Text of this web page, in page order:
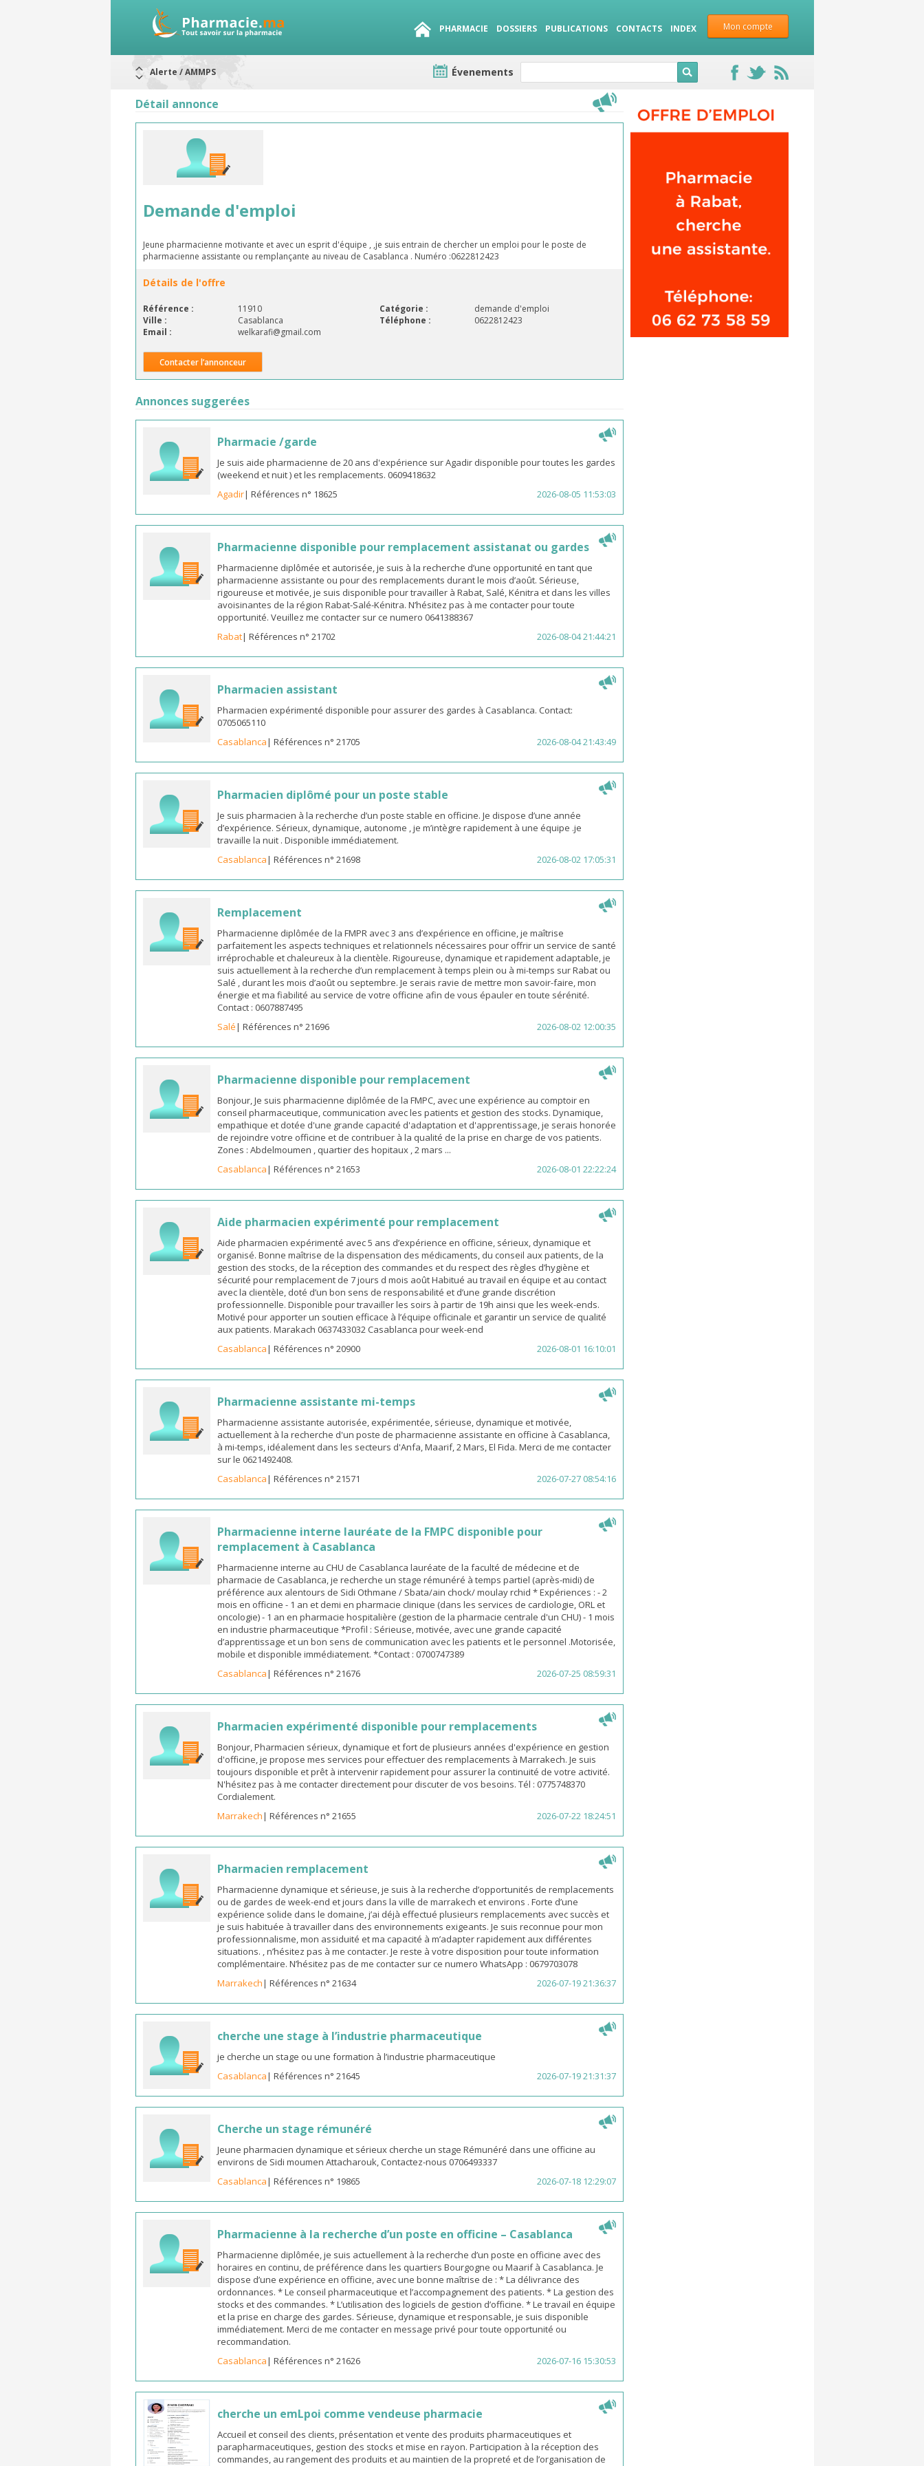
Mon compte
PHARMACIE DOSSIERS PUBLICATIONS CONTACTS INDEX
Alerte / AMMPS
ARRÊT DE COMMERCIALISATION
Rappel de lots : préparations lactées
Évenements
Détail annonce
Demande d'emploi
Jeune pharmacienne motivante et avec un esprit d'équipe , ,je suis entrain de chercher un emploi pour le poste de
pharmacienne assistante ou remplançante au niveau de Casablanca . Numéro :0622812423
Détails de l'offre
Référence : 11910 Catégorie :
demande d'emploi
Ville :
Casablanca Téléphone :
0622812423
Email :
welkarafi@gmail.com
Contacter l’annonceur
Annonces suggerées
Pharmacie /garde
Je suis aide pharmacienne de 20 ans d'expérience sur Agadir disponible pour toutes les gardes
(weekend et nuit ) et les remplacements. 0609418632
Agadir| Références n° 18625 2026-08-05 11:53:03
Pharmacienne disponible pour remplacement assistanat ou gardes
Pharmacienne diplômée et autorisée, je suis à la recherche d’une opportunité en tant que
pharmacienne assistante ou pour des remplacements durant le mois d’août. Sérieuse,
rigoureuse et motivée, je suis disponible pour travailler à Rabat, Salé, Kénitra et dans les villes
avoisinantes de la région Rabat-Salé-Kénitra. N’hésitez pas à me contacter pour toute
opportunité. Veuillez me contacter sur ce numero 0641388367
Rabat| Références n° 21702 2026-08-04 21:44:21
Pharmacien assistant
Pharmacien expérimenté disponible pour assurer des gardes à Casablanca. Contact:
0705065110
Casablanca| Références n° 21705 2026-08-04 21:43:49
Pharmacien diplômé pour un poste stable
Je suis pharmacien à la recherche d’un poste stable en officine. Je dispose d’une année
d’expérience. Sérieux, dynamique, autonome , je m’intègre rapidement à une équipe .je
travaille la nuit . Disponible immédiatement.
Casablanca| Références n° 21698 2026-08-02 17:05:31
Remplacement
Pharmacienne diplômée de la FMPR avec 3 ans d’expérience en officine, je maîtrise
parfaitement les aspects techniques et relationnels nécessaires pour offrir un service de santé
irréprochable et chaleureux à la clientèle. Rigoureuse, dynamique et rapidement adaptable, je
suis actuellement à la recherche d’un remplacement à temps plein ou à mi-temps sur Rabat ou
Salé , durant les mois d’août ou septembre. Je serais ravie de mettre mon savoir-faire, mon
énergie et ma fiabilité au service de votre officine afin de vous épauler en toute sérénité.
Contact : 0607887495
Salé| Références n° 21696 2026-08-02 12:00:35
Pharmacienne disponible pour remplacement
Bonjour, Je suis pharmacienne diplômée de la FMPC, avec une expérience au comptoir en
conseil pharmaceutique, communication avec les patients et gestion des stocks. Dynamique,
empathique et dotée d'une grande capacité d'adaptation et d'apprentissage, je serais honorée
de rejoindre votre officine et de contribuer à la qualité de la prise en charge de vos patients.
Zones : Abdelmoumen , quartier des hopitaux , 2 mars ...
Casablanca| Références n° 21653 2026-08-01 22:22:24
Aide pharmacien expérimenté pour remplacement
Aide pharmacien expérimenté avec 5 ans d’expérience en officine, sérieux, dynamique et
organisé. Bonne maîtrise de la dispensation des médicaments, du conseil aux patients, de la
gestion des stocks, de la réception des commandes et du respect des règles d’hygiène et
sécurité pour remplacement de 7 jours d mois août Habitué au travail en équipe et au contact
avec la clientèle, doté d’un bon sens de responsabilité et d’une grande discrétion
professionnelle. Disponible pour travailler les soirs à partir de 19h ainsi que les week-ends.
Motivé pour apporter un soutien efficace à l’équipe officinale et garantir un service de qualité
aux patients. Marakach 0637433032 Casablanca pour week-end
Casablanca| Références n° 20900 2026-08-01 16:10:01
Pharmacienne assistante mi-temps
Pharmacienne assistante autorisée, expérimentée, sérieuse, dynamique et motivée,
actuellement à la recherche d'un poste de pharmacienne assistante en officine à Casablanca,
à mi-temps, idéalement dans les secteurs d'Anfa, Maarif, 2 Mars, El Fida. Merci de me contacter
sur le 0621492408.
Casablanca| Références n° 21571 2026-07-27 08:54:16
Pharmacienne interne lauréate de la FMPC disponible pour
remplacement à Casablanca
Pharmacienne interne au CHU de Casablanca lauréate de la faculté de médecine et de
pharmacie de Casablanca, je recherche un stage rémunéré à temps partiel (après-midi) de
préférence aux alentours de Sidi Othmane / Sbata/ain chock/ moulay rchid * Expériences : - 2
mois en officine - 1 an et demi en pharmacie clinique (dans les services de cardiologie, ORL et
oncologie) - 1 an en pharmacie hospitalière (gestion de la pharmacie centrale d'un CHU) - 1 mois
en industrie pharmaceutique *Profil : Sérieuse, motivée, avec une grande capacité
d’apprentissage et un bon sens de communication avec les patients et le personnel .Motorisée,
mobile et disponible immédiatement. *Contact : 0700747389
Casablanca| Références n° 21676 2026-07-25 08:59:31
Pharmacien expérimenté disponible pour remplacements
Bonjour, Pharmacien sérieux, dynamique et fort de plusieurs années d'expérience en gestion
d'officine, je propose mes services pour effectuer des remplacements à Marrakech. Je suis
toujours disponible et prêt à intervenir rapidement pour assurer la continuité de votre activité.
N'hésitez pas à me contacter directement pour discuter de vos besoins. Tél : 0775748370
Cordialement.
Marrakech| Références n° 21655 2026-07-22 18:24:51
Pharmacien remplacement
Pharmacienne dynamique et sérieuse, je suis à la recherche d’opportunités de remplacements
ou de gardes de week-end et jours dans la ville de marrakech et environs . Forte d’une
expérience solide dans le domaine, j’ai déjà effectué plusieurs remplacements avec succès et
je suis habituée à travailler dans des environnements exigeants. Je suis reconnue pour mon
professionnalisme, mon assiduité et ma capacité à m’adapter rapidement aux différentes
situations. , n’hésitez pas à me contacter. Je reste à votre disposition pour toute information
complémentaire. N’hésitez pas de me contacter sur ce numero WhatsApp : 0679703078
Marrakech| Références n° 21634 2026-07-19 21:36:37
cherche une stage à l’industrie pharmaceutique
je cherche un stage ou une formation à l’industrie pharmaceutique
Casablanca| Références n° 21645 2026-07-19 21:31:37
Cherche un stage rémunéré
Jeune pharmacien dynamique et sérieux cherche un stage Rémunéré dans une officine au
environs de Sidi moumen Attacharouk, Contactez-nous 0706493337
Casablanca| Références n° 19865 2026-07-18 12:29:07
Pharmacienne à la recherche d’un poste en officine – Casablanca
Pharmacienne diplômée, je suis actuellement à la recherche d’un poste en officine avec des
horaires en continu, de préférence dans les quartiers Bourgogne ou Maarif à Casablanca. Je
dispose d’une expérience en officine, avec une bonne maîtrise de : * La délivrance des
ordonnances. * Le conseil pharmaceutique et l’accompagnement des patients. * La gestion des
stocks et des commandes. * L’utilisation des logiciels de gestion d’officine. * Le travail en équipe
et la prise en charge des gardes. Sérieuse, dynamique et responsable, je suis disponible
immédiatement. Merci de me contacter en message privé pour toute opportunité ou
recommandation.
Casablanca| Références n° 21626 2026-07-16 15:30:53
cherche un emLpoi comme vendeuse pharmacie
Accueil et conseil des clients, présentation et vente des produits pharmaceutiques et
parapharmaceutiques, gestion des stocks et mise en rayon. Participation à la réception des
commandes, au rangement des produits et au maintien de la propreté et de l’organisation de